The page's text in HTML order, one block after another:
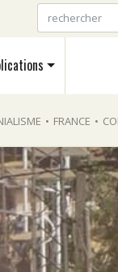
• FRANCE •